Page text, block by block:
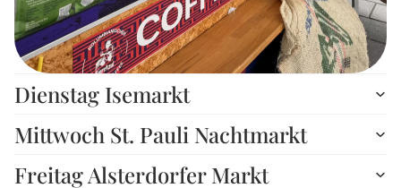
Dienstag Isemarkt
Mittwoch St. Pauli Nachtmarkt
Freitag Alsterdorfer Markt